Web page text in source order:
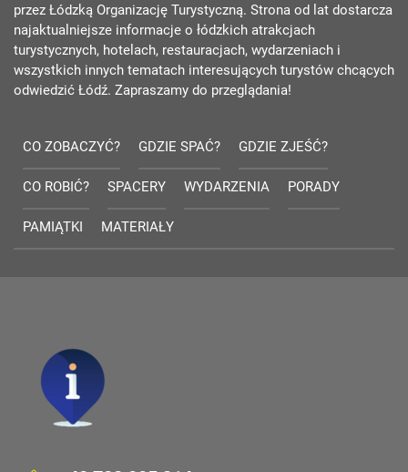
przez Łódzką Organizację Turystyczną. Strona od lat dostarcza
najaktualniejsze informacje o łódzkich atrakcjach
turystycznych, hotelach, restauracjach, wydarzeniach i
wszystkich innych tematach interesujących turystów chcących
odwiedzić Łódź. Zapraszamy do przeglądania!
CO ZOBACZYĆ? GDZIE SPAĆ? GDZIE ZJEŚĆ?
CO ROBIĆ? SPACERY WYDARZENIA PORADY
PAMIĄTKI MATERIAŁY